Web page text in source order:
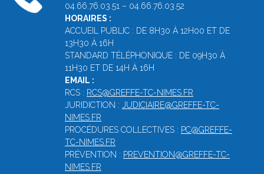
04.66.76.03.51 – 04.66.76.03.52
HORAIRES :
ACCUEIL PUBLIC : DE 8H30 À 12H00 ET DE
13H30 À 16H
STANDARD TÉLÉPHONIQUE : DE 09H30 À
11H30 ET DE 14H À 16H
EMAIL :
RCS : RCS@GREFFE-TC-NIMES.FR
JURIDICTION : JUDICIAIRE@GREFFE-TC-
NIMES.FR
PROCÉDURES COLLECTIVES : PC@GREFFE-
TC-NIMES.FR
PRÉVENTION : PREVENTION@GREFFE-TC-
NIMES.FR